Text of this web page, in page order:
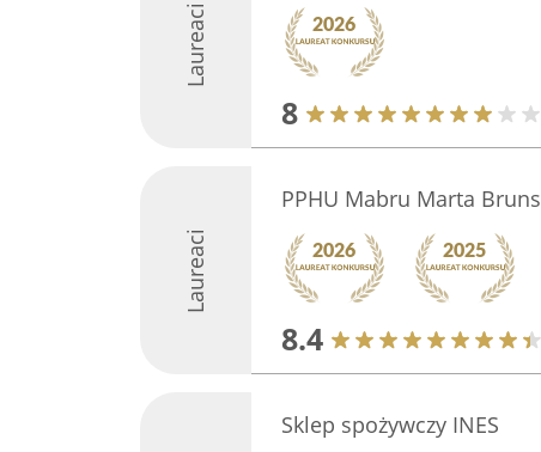
Laureaci
8
Laureaci
PPHU Mabru Marta Bruns
8.4
Sklep spożywczy INES